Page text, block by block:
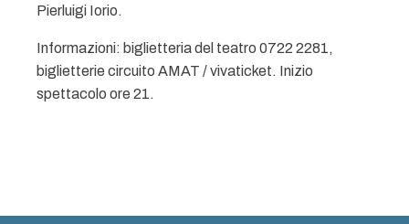
Pierluigi Iorio.
Informazioni: biglietteria del teatro 0722 2281,
biglietterie circuito AMAT / vivaticket. Inizio
spettacolo ore 21.